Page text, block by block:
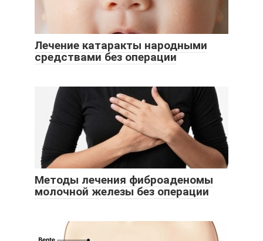
Лечение катаракты народными
средствами без операции
Методы лечения фиброаденомы
молочной железы без операции